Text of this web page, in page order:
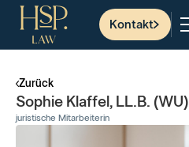
Kontakt
Zurück
Sophie Klaffel, LL.B. (WU)
juristische Mitarbeiterin